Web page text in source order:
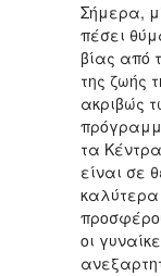
Σήμερα,
πέσει
βίας από
της ζωής
ακριβώς
τα
είναι σε
καλύτερα
οι